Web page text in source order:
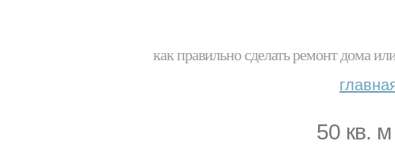
как правильно сделать ремонт дома
50 кв.